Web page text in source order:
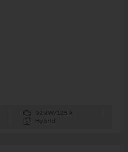
92 kW/125 k
Hybrid